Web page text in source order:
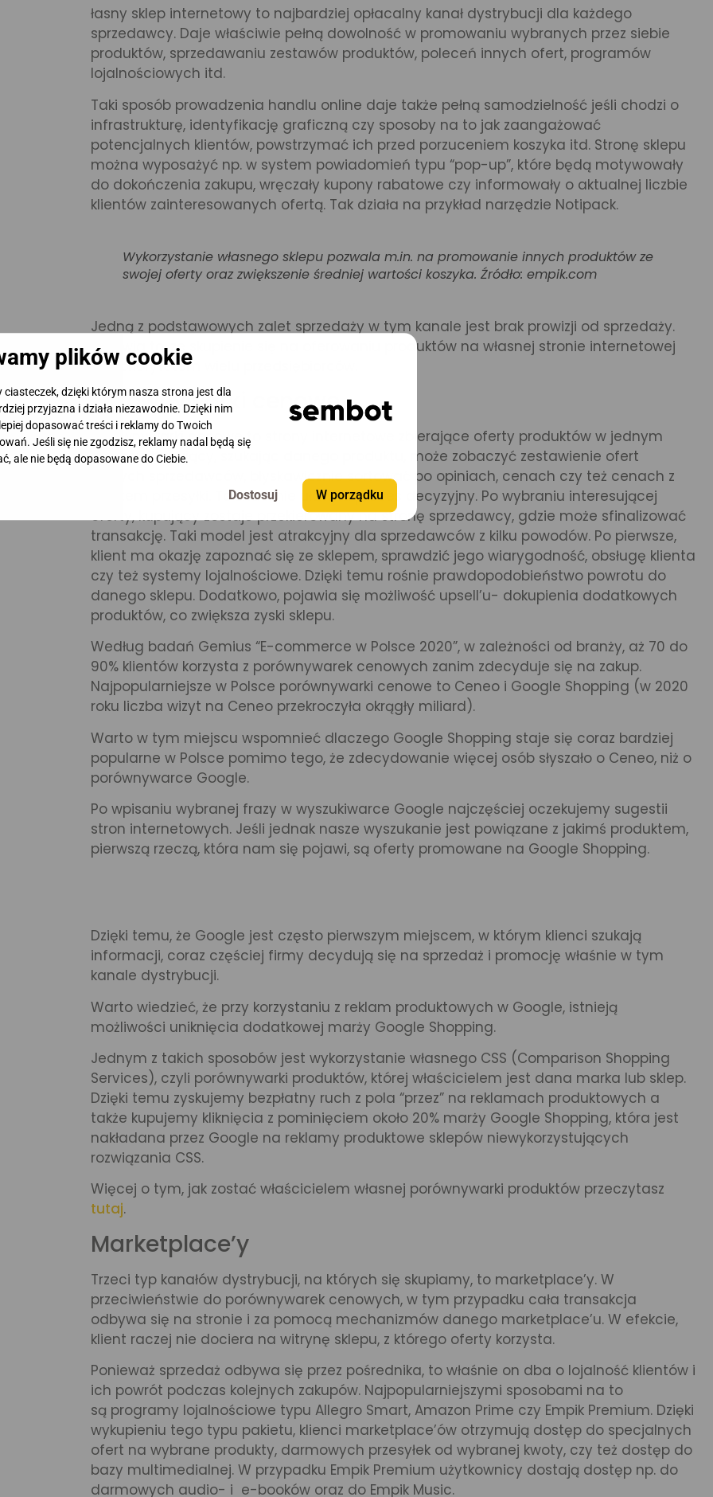
plików cookie
ciasteczek, dzięki którym nasza strona jest dla
przyjazna i działa niezawodnie. Dzięki nim
dopasować treści i reklamy do Twoich
Jeśli się nie zgodzisz, reklamy nadal będą się
ale nie będą dopasowane do Ciebie.
W porządku
łasny sklep internetowy to najbardziej opłacalny kanał dystrybucji dla każdego
sprzedawcy. Daje właściwie pełną dowolność w promowaniu wybranych przez siebie
produktów, sprzedawaniu zestawów produktów, poleceń innych ofert, programów
lojalnościowych itd.
Taki sposób prowadzenia handlu online daje także pełną samodzielność jeśli chodzi o
infrastrukturę, identyfikację graficzną czy sposoby na to jak zaangażować
potencjalnych klientów, powstrzymać ich przed porzuceniem koszyka itd. Stronę sklepu
można wyposażyć np. w system powiadomień typu “pop-up”, które będą motywowały
do dokończenia zakupu, wręczały kupony rabatowe czy informowały o aktualnej liczbie
klientów zainteresowanych ofertą. Tak działa na przykład narzędzie Notipack.
Wykorzystanie własnego sklepu pozwala m.in. na promowanie innych produktów ze
swojej oferty oraz zwiększenie średniej wartości koszyka. Źródło: empik.com
Jedną z podstawowych zalet sprzedaży w tym kanale jest brak prowizji od sprzedaży.
Sprawia to, że skupienie się na oferowaniu produktów na własnej stronie internetowej
jest priorytetem wielu przedsiębiorców.
Porównywarki cenowe
Porównywarki cenowe to strony internetowe zbierające oferty produktów w jednym
miejscu. Kupujący, szukając danego produktu, może zobaczyć zestawienie ofert
różnych sprzedawców, błyskawicznie sortować po opiniach, cenach czy też cenach z
kosztem przesyłki. To znacznie ułatwia proces decyzyjny. Po wybraniu interesującej
oferty, kupujący zostaje przekierowany na stronę sprzedawcy, gdzie może sfinalizować
transakcję. Taki model jest atrakcyjny dla sprzedawców z kilku powodów. Po pierwsze,
klient ma okazję zapoznać się ze sklepem, sprawdzić jego wiarygodność, obsługę klienta
czy też systemy lojalnościowe. Dzięki temu rośnie prawdopodobieństwo powrotu do
danego sklepu. Dodatkowo, pojawia się możliwość upsell’u- dokupienia dodatkowych
produktów, co zwiększa zyski sklepu.
Według badań Gemius “E-commerce w Polsce 2020”, w zależności od branży, aż 70 do
90% klientów korzysta z porównywarek cenowych zanim zdecyduje się na zakup.
Najpopularniejsze w Polsce porównywarki cenowe to Ceneo i Google Shopping (w 2020
roku liczba wizyt na Ceneo przekroczyła okrągły miliard).
Warto w tym miejscu wspomnieć dlaczego Google Shopping staje się coraz bardziej
popularne w Polsce pomimo tego, że zdecydowanie więcej osób słyszało o Ceneo, niż o
porównywarce Google.
Po wpisaniu wybranej frazy w wyszukiwarce Google najczęściej oczekujemy sugestii
stron internetowych. Jeśli jednak nasze wyszukanie jest powiązane z jakimś produktem,
pierwszą rzeczą, która nam się pojawi, są oferty promowane na Google Shopping.
Dzięki temu, że Google jest często pierwszym miejscem, w którym klienci szukają
informacji, coraz częściej firmy decydują się na sprzedaż i promocję właśnie w tym
kanale dystrybucji.
Warto wiedzieć, że przy korzystaniu z reklam produktowych w Google, istnieją
możliwości uniknięcia dodatkowej marży Google Shopping.
Jednym z takich sposobów jest wykorzystanie własnego CSS (Comparison Shopping
Services), czyli porównywarki produktów, której właścicielem jest dana marka lub sklep.
Dzięki temu zyskujemy bezpłatny ruch z pola “przez” na reklamach produktowych a
także kupujemy kliknięcia z pominięciem około 20% marży Google Shopping, która jest
nakładana przez Google na reklamy produktowe sklepów niewykorzystujących
rozwiązania CSS.
Więcej o tym, jak zostać właścicielem własnej porównywarki produktów przeczytasz
tutaj.
Marketplace’y
Trzeci typ kanałów dystrybucji, na których się skupiamy, to marketplace’y. W
przeciwieństwie do porównywarek cenowych, w tym przypadku cała transakcja
odbywa się na stronie i za pomocą mechanizmów danego marketplace’u. W efekcie,
klient raczej nie dociera na witrynę sklepu, z którego oferty korzysta.
Ponieważ sprzedaż odbywa się przez pośrednika, to właśnie on dba o lojalność klientów i
ich powrót podczas kolejnych zakupów. Najpopularniejszymi sposobami na to
są programy lojalnościowe typu Allegro Smart, Amazon Prime czy Empik Premium. Dzięki
wykupieniu tego typu pakietu, klienci marketplace’ów otrzymują dostęp do specjalnych
ofert na wybrane produkty, darmowych przesyłek od wybranej kwoty, czy też dostęp do
bazy multimedialnej. W przypadku Empik Premium użytkownicy dostają dostęp np. do
darmowych audio- i e-booków oraz do Empik Music.